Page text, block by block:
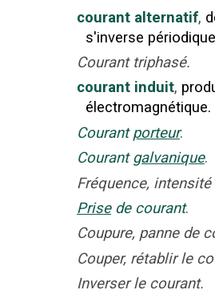
courant alternatif,
s'inverse
Courant triphasé.
courant induit,
électromagnétique.
Courant porteur.
Courant galvanique.
Fréquence, intensité
Prise de courant.
Coupure, panne de
Couper, rétablir le
Inverser le courant.